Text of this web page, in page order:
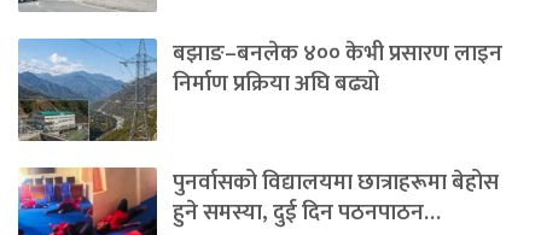
बझाङ–बनलेक ४०० केभी प्रसारण लाइन
निर्माण प्रक्रिया अघि बढ्यो
पुनर्वासको विद्यालयमा छात्राहरूमा बेहोस
हुने समस्या, दुई दिन पठनपाठन…